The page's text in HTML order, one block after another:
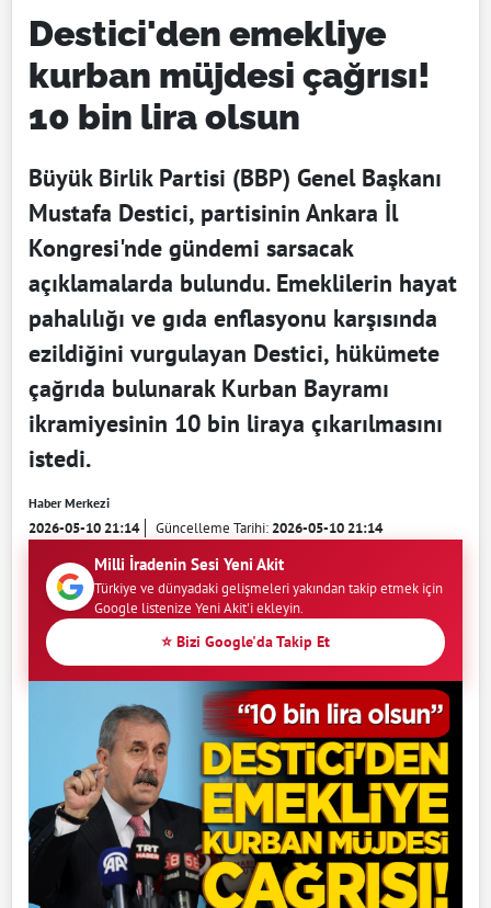
Destici'den emekliye
kurban müjdesi çağrısı!
10 bin lira olsun
Büyük Birlik Partisi (BBP) Genel Başkanı
Mustafa Destici, partisinin Ankara İl
Kongresi'nde gündemi sarsacak
açıklamalarda bulundu. Emeklilerin hayat
pahalılığı ve gıda enflasyonu karşısında
ezildiğini vurgulayan Destici, hükümete
çağrıda bulunarak Kurban Bayramı
ikramiyesinin 10 bin liraya çıkarılmasını
istedi.
Haber Merkezi
2026-05-10 21:14 Güncelleme Tarihi:2026-05-10 21:14
Milli İradenin Sesi Yeni Akit
Türkiye ve dünyadaki gelişmeleri yakından takip etmek için
Google listenize Yeni Akit'i ekleyin.
⭐ Bizi Google'da Takip Et